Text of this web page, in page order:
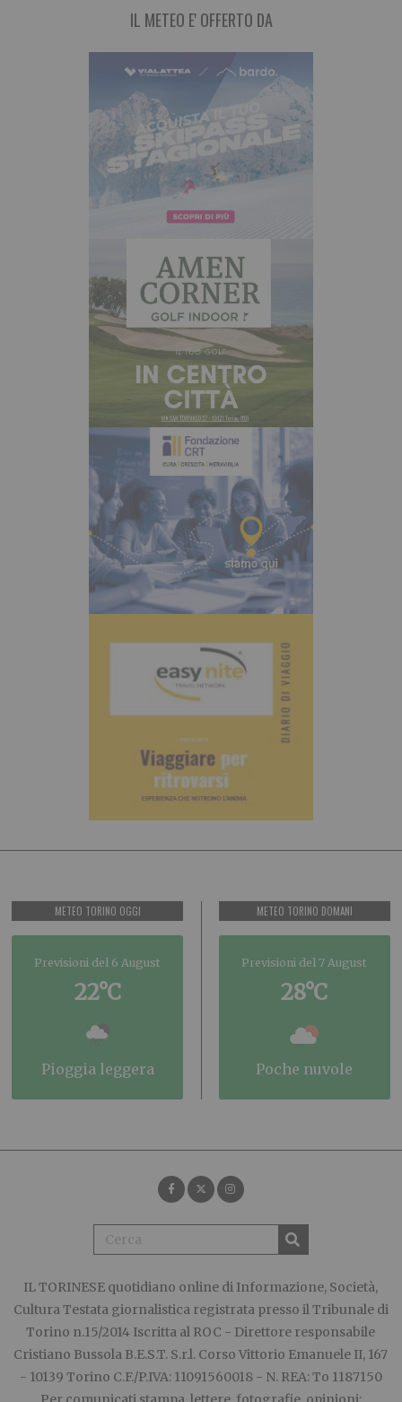
IL METEO E' OFFERTO DA
METEO TORINO OGGI
Previsioni del 6 August
22°C
pioggia leggera
METEO TORINO DOMANI
Previsioni del 7 August
28°C
poche nuvole
IL TORINESE quotidiano online di Informazione, Società,
Cultura Testata giornalistica registrata presso il Tribunale di
Torino n.15/2014 Iscritta al ROC - Direttore responsabile
Cristiano Bussola B.E.S.T. S.r.l. Corso Vittorio Emanuele II, 167
- 10139 Torino C.F./P.IVA: 11091560018 - N. REA: To 1187150